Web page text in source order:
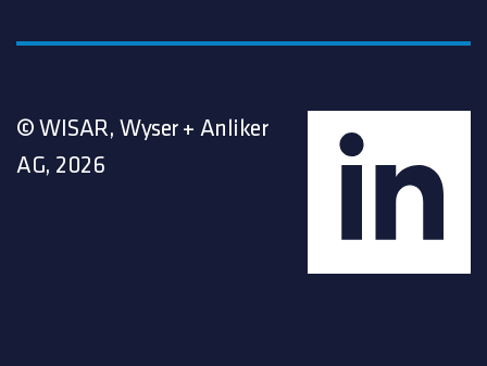
© WISAR, Wyser + Anliker
AG, 2026